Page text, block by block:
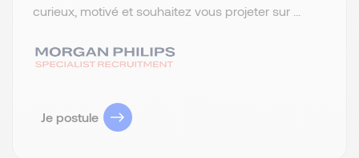
curieux, motivé et souhaitez vous projeter sur ...
Je postule